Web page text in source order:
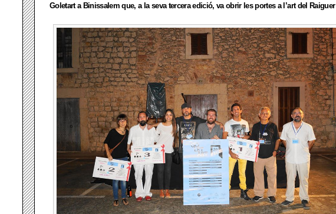
Goletart a Binissalem que, a la seva tercera edició, va obrir les portes a l’art del Raiguer